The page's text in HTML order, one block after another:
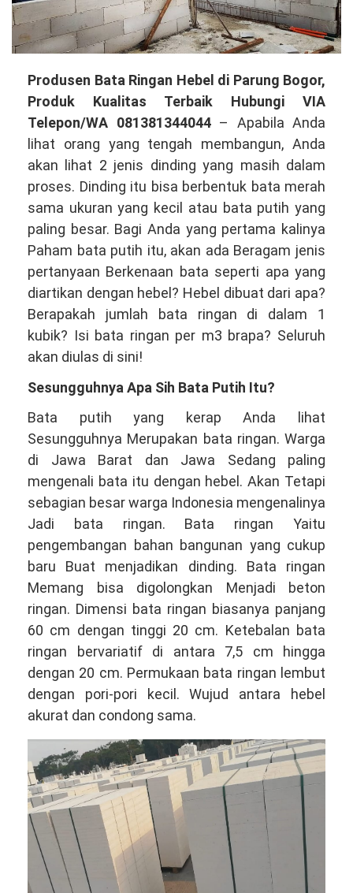
Produsen
Bata
Ringan
Hebel
di
Parung
Bogor,
Produk
Kualitas
Tinggi
Hubungi
VIA
Telepon/WA
081381344044
Produsen Bata Ringan Hebel di Parung Bogor,
Produk Kualitas Terbaik Hubungi VIA
Telepon/WA 081381344044– Apabila Anda
lihat orang yang tengah membangun, Anda
akan lihat 2 jenis dinding yang masih dalam
proses. Dinding itu bisa berbentuk bata merah
sama ukuran yang kecil atau bata putih yang
paling besar. Bagi Anda yang pertama kalinya
Paham bata putih itu, akan ada Beragam jenis
pertanyaan Berkenaan bata seperti apa yang
diartikan dengan hebel? Hebel dibuat dari apa?
Berapakah jumlah bata ringan di dalam 1
kubik? Isi bata ringan per m3 brapa? Seluruh
akan diulas di sini!
Sesungguhnya Apa Sih Bata Putih Itu?
Bata putih yang kerap Anda lihat
Sesungguhnya Merupakan bata ringan. Warga
di Jawa Barat dan Jawa Sedang paling
mengenali bata itu dengan hebel. Akan Tetapi
sebagian besar warga Indonesia mengenalinya
Jadi bata ringan. Bata ringan Yaitu
pengembangan bahan bangunan yang cukup
baru Buat menjadikan dinding. Bata ringan
Memang bisa digolongkan Menjadi beton
ringan. Dimensi bata ringan biasanya panjang
60 cm dengan tinggi 20 cm. Ketebalan bata
ringan bervariatif di antara 7,5 cm hingga
dengan 20 cm. Permukaan bata ringan lembut
dengan pori-pori kecil. Wujud antara hebel
akurat dan condong sama.